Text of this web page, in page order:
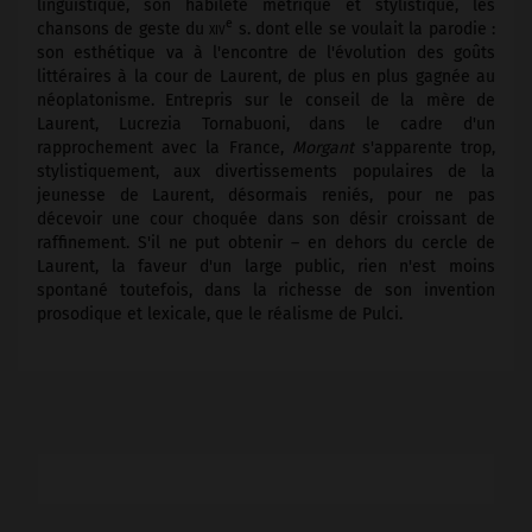
linguistique, son habileté métrique et stylistique, les
chansons de geste du xive s. dont elle se voulait la parodie :
son esthétique va à l'encontre de l'évolution des goûts
littéraires à la cour de Laurent, de plus en plus gagnée au
néoplatonisme. Entrepris sur le conseil de la mère de
Laurent, Lucrezia Tornabuoni, dans le cadre d'un
rapprochement avec la France, Morgants'apparente trop,
stylistiquement, aux divertissements populaires de la
jeunesse de Laurent, désormais reniés, pour ne pas
décevoir une cour choquée dans son désir croissant de
raffinement. S'il ne put obtenir – en dehors du cercle de
Laurent, la faveur d'un large public, rien n'est moins
spontané toutefois, dans la richesse de son invention
prosodique et lexicale, que le réalisme de Pulci.